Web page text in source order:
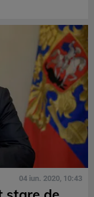
04 iun. 2020, 10:43